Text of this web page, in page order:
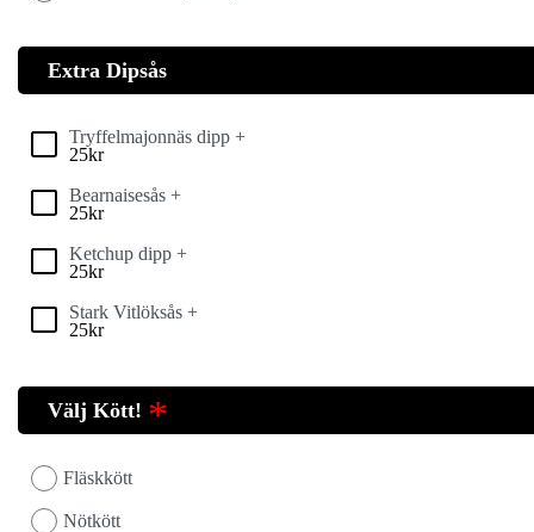
Extra Dipsås
Tryffelmajonnäs dipp +
25kr
Bearnaisesås +
25kr
Ketchup dipp +
25kr
Stark Vitlöksås +
25kr
Välj Kött!
Fläskkött
Nötkött